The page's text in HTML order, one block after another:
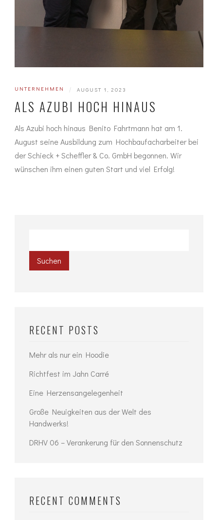
UNTERNEHMEN | AUGUST 1, 2023
ALS AZUBI HOCH HINAUS
Als Azubi hoch hinaus Benito Fahrtmann hat am 1.
August seine Ausbildung zum Hochbaufacharbeiter bei
der Schieck + Scheffler & Co. GmbH begonnen. Wir
wünschen ihm einen guten Start und viel Erfolg!
Suchen
RECENT POSTS
Mehr als nur ein Hoodie
Richtfest im Jahn Carré
Eine Herzensangelegenheit
Große Neuigkeiten aus der Welt des
Handwerks!
DRHV 06 – Verankerung für den Sonnenschutz
RECENT COMMENTS